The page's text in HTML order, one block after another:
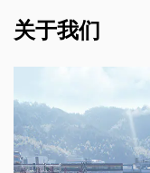
关于我们